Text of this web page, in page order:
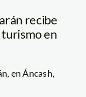
recibe
en
en Áncash,